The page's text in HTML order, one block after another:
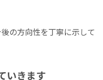
の方向性を丁寧に示して
いきます